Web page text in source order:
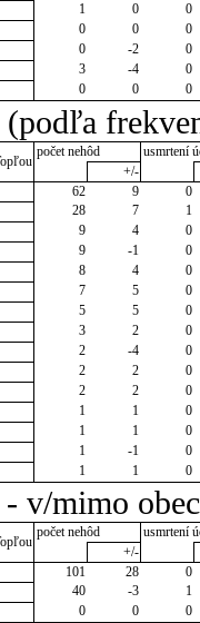
1 0
0
0 0
0
0 -2
0
3 -4
0
0 0 0
počet nehôd
usmrtení
+/-
62 9
0
28 7
1
9 4
0
9 -1
0
8 4
0
7 5
0
5 5
0
3 2
0
2 -4
0
2 2
0
2 2
0
1 1
0
1 1
0
1 -1
0
1 1 0
v/mimo obec
počet nehôd
usmrtení
+/-
101 28
0
40 -3
1
0 0 0